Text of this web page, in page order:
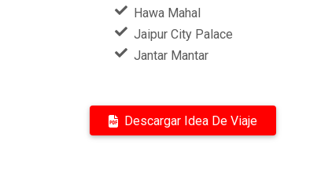
Hawa Mahal
Jaipur City Palace
Jantar Mantar
Descargar Idea De Viaje